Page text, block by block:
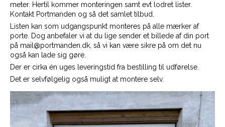
meter. Hertil kommer monteringen samt evt lodret lister.
Kontakt Portmanden og så det samlet tilbud.
Listen kan som udgangspunkt monteres på alle mærker af
porte. Dog anbefaler vi at du lige sender et billede af din port
på mail@portmanden.dk, så vi kan være sikre på om det nu
også kan lade sig gøre.
Der er cirka én uges leveringstid fra bestilling til udførelse.
Det er selvfølgelig også muligt at montere selv.